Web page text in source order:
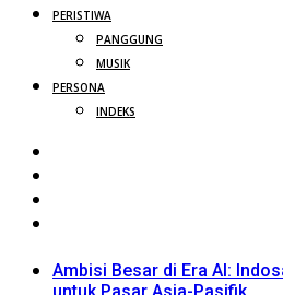
PERISTIWA
PANGGUNG
MUSIK
PERSONA
INDEKS
Ambisi Besar di Era AI: